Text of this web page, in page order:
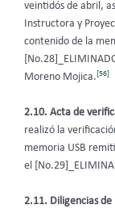
veintidós de abril,
Instructora y
contenido de la
Moreno Mojica.[56]
2.10. Acta de
realizó la
memoria USB
el
2.11. Diligencias de